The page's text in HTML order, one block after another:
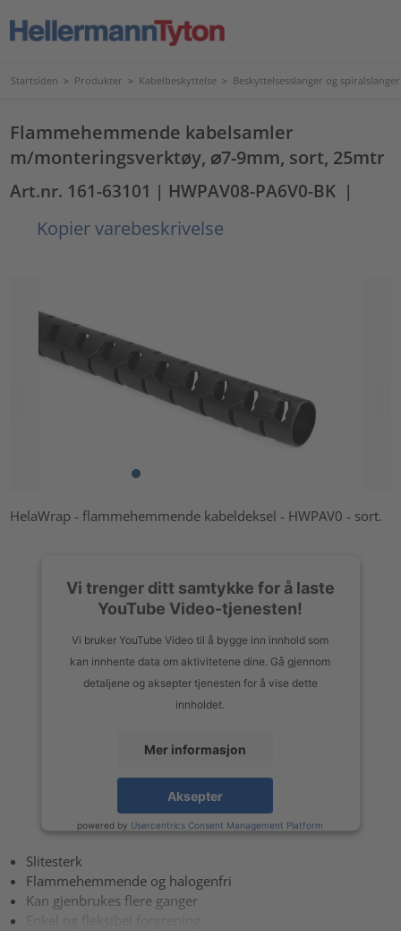
Startsiden > Produkter > Kabelbeskyttelse > Beskyttelsesslanger og spiralslanger
Flammehemmende kabelsamler
m/monteringsverktøy, ⌀7-9mm, sort, 25mtr
Art.nr. 161-63101 | HWPAV08-PA6V0-BK |
Kopier varebeskrivelse
HelaWrap - flammehemmende kabeldeksel - HWPAV0 - sort.
Vi trenger ditt samtykke for å laste
YouTube Video-tjenesten!
Vi bruker YouTube Video til å bygge inn innhold som
kan innhente data om aktivitetene dine. Gå gjennom
detaljene og aksepter tjenesten for å vise dette
innholdet.
Mer informasjon
Aksepter
powered by Usercentrics Consent Management Platform
Slitesterk
Flammehemmende og halogenfri
Kan gjenbrukes flere ganger
Enkel og fleksibel forgrening